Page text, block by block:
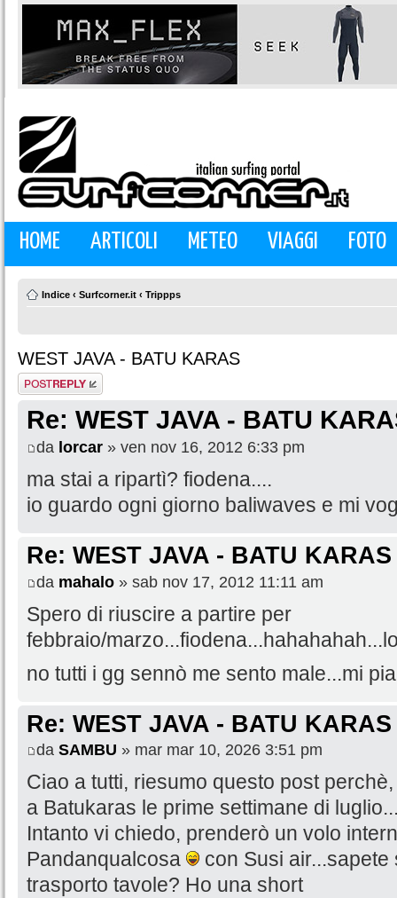
HOME ARTICOLI METEO VIAGGI FOTO
Indice ‹ Surfcorner.it ‹ Trippps
WEST JAVA - BATU KARAS
Rispondi al
messaggio
Re: WEST JAVA - BATU
da lorcar » ven nov 16, 2012 6:33 pm
ma stai a ripartì? fiodena....
io guardo ogni giorno baliwaves e mi
Re: WEST JAVA - BATU KARAS
da mahalo » sab nov 17, 2012 11:11 am
Spero di riuscire a partire per
febbraio/
no tutti i gg sennò me sento male...mi
Re: WEST JAVA - BATU KARAS
da SAMBU » mar mar 10, 2026 3:51 pm
Ciao a tutti, riesumo questo post
a Batukaras le prime settimane di
Intanto vi chiedo, prenderò un volo
Pandanqualcosa
con Susi
trasporto tavole? Ho una short